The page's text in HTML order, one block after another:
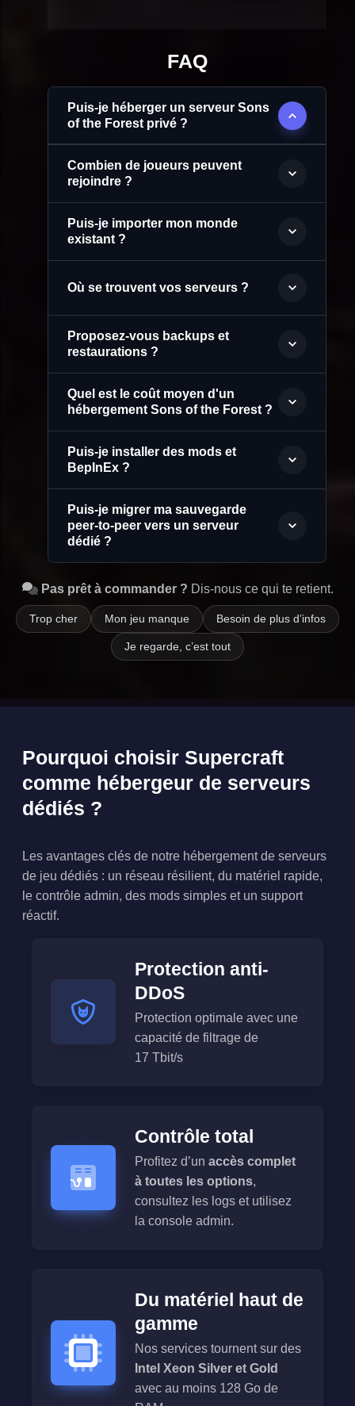
FAQ
Puis-je héberger un serveur Sons
of the Forest privé ?
Combien de joueurs peuvent
rejoindre ?
Puis-je importer mon monde
existant ?
Où se trouvent vos serveurs ?
Proposez-vous backups et
restaurations ?
Quel est le coût moyen d'un
hébergement Sons of the Forest ?
Puis-je installer des mods et
BepInEx ?
Puis-je migrer ma sauvegarde
peer-to-peer vers un serveur
dédié ?
Pas prêt à commander ? Dis-nous ce qui te retient.
Trop cher Mon jeu manque Besoin de plus d’infos
Je regarde, c’est tout
Pourquoi choisir Supercraft
comme hébergeur de serveurs
dédiés ?
Les avantages clés de notre hébergement de serveurs
de jeu dédiés : un réseau résilient, du matériel rapide,
le contrôle admin, des mods simples et un support
réactif.
Protection anti-
DDoS
Protection optimale avec une
capacité de filtrage de
17 Tbit/s
Contrôle total
Profitez d’un accès complet
à toutes les options,
consultez les logs et utilisez
la console admin.
Du matériel haut de
gamme
Nos services tournent sur des
Intel Xeon Silver et Gold
avec au moins 128 Go de